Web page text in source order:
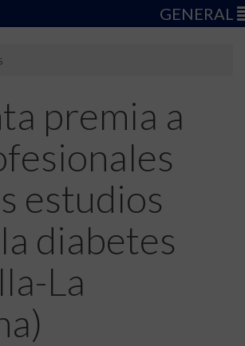
GENERAL
premia a
estudios
diabetes
La